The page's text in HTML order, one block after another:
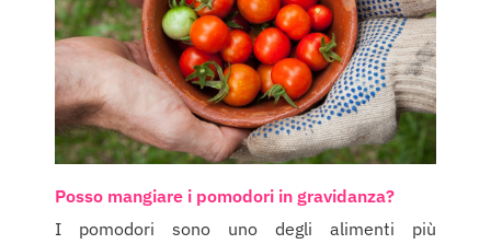
Posso mangiare i pomodori in gravidanza?
I pomodori sono uno degli alimenti più